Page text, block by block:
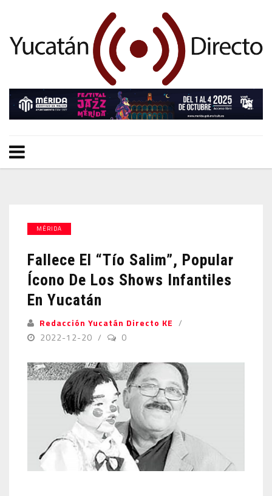
MÉRIDA
Fallece El “Tío Salim”, Popular
Ícono De Los Shows Infantiles
En Yucatán
Redacción Yucatán Directo KE
2022-12-20
0